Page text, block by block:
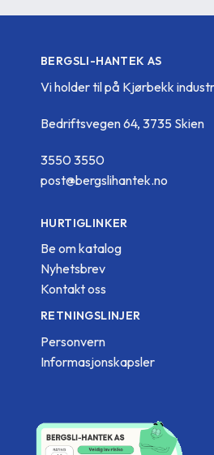
BERGSLI-HANTEK AS
Vi holder til på Kjørbekk
Bedriftsvegen 64, 3735 Skien
3550 3550
post@bergslihantek.no
HURTIGLINKER
Be om katalog
Nyhetsbrev
Kontakt oss
RETNINGSLINJER
Personvern
Informasjonskapsler